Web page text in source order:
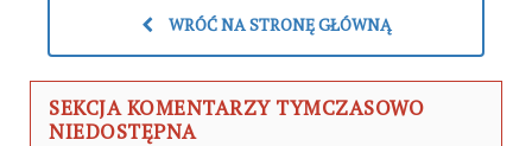
WRÓĆ NA STRONĘ GŁÓWNĄ
SEKCJA KOMENTARZY TYMCZASOWO
NIEDOSTĘPNA